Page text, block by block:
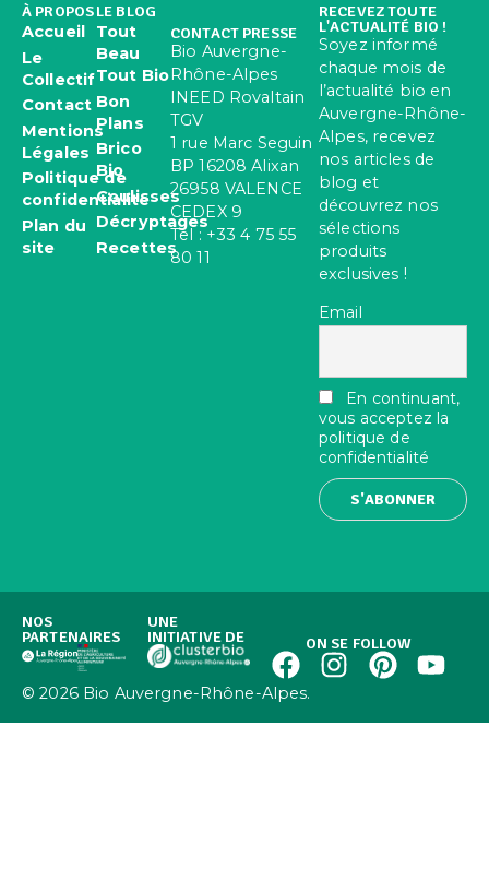
À PROPOS
Accueil
Le
Collectif
Contact
Mentions
Légales
Politique de
confidentialité
Plan du
site
LE BLOG
Tout
Beau
Tout Bio
Bon
Plans
Brico
Bio
Coulisses
Décryptages
Recettes
CONTACT PRESSE
Bio Auvergne-
Rhône-Alpes
INEED Rovaltain
TGV
1 rue Marc Seguin
BP 16208 Alixan
26958 VALENCE
CEDEX 9
Tel : +33 4 75 55
80 11
RECEVEZ TOUTE
L'ACTUALITÉ BIO !
Soyez informé
chaque mois de
l’actualité bio en
Auvergne-Rhône-
Alpes, recevez
nos articles de
blog et
découvrez nos
sélections
produits
exclusives !
Email
En continuant,
vous acceptez la
politique de
confidentialité
NOS
PARTENAIRES
UNE
INITIATIVE DE ON SE FOLLOW
© 2026 Bio Auvergne-Rhône-Alpes.